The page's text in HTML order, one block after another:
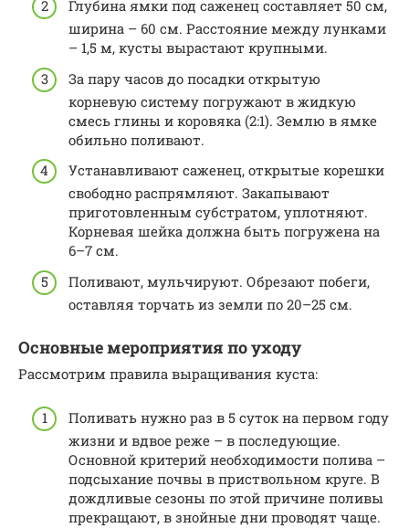
Глубина ямки под саженец составляет 50 см,
ширина – 60 см. Расстояние между лунками
– 1,5 м, кусты вырастают крупными.
За пару часов до посадки открытую
корневую систему погружают в жидкую
смесь глины и коровяка (2:1). Землю в ямке
обильно поливают.
Устанавливают саженец, открытые корешки
свободно распрямляют. Закапывают
приготовленным субстратом, уплотняют.
Корневая шейка должна быть погружена на
6–7 см.
Поливают, мульчируют. Обрезают побеги,
оставляя торчать из земли по 20–25 см.
Основные мероприятия по уходу
Рассмотрим правила выращивания куста:
Поливать нужно раз в 5 суток на первом году
жизни и вдвое реже – в последующие.
Основной критерий необходимости полива –
подсыхание почвы в приствольном круге. В
дождливые сезоны по этой причине поливы
прекращают, в знойные дни проводят чаще.